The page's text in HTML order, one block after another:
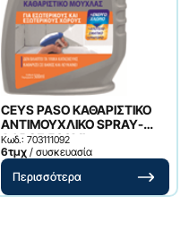
CEYS PASO ΚΑΘΑΡΙΣΤΙΚΟ
ΑΝΤΙΜΟΥΧΛΙΚΟ SPRAY-
ΑΦΡΟΣ 500ML
Κωδ.: 703111092
6τμχ / συσκευασία
Περισσότερα